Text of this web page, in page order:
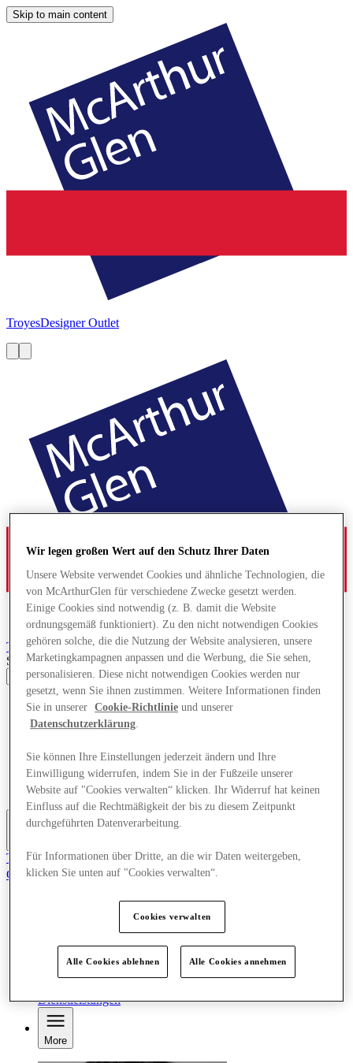
Skip to main content
TroyesDesigner Outlet
TroyesDesigner Outlet
Search input
Angebote
Geschäfte
Planen Sie Ihren Besuch
Essen & Trinken
Geschenkkarten
Dienstleistungen
Tritt dem Club bei.
Gespeicherte Gegenstände
Planen Sie Ihren Besuch
Was läuft
Dienstleistungen
More
Wir legen großen Wert auf den Schutz Ihrer Daten
Unsere Website verwendet Cookies und ähnliche Technologien, die
von McArthurGlen für verschiedene Zwecke gesetzt werden.
Einige Cookies sind notwendig (z. B. damit die Website
ordnungsgemäß funktioniert). Zu den nicht notwendigen Cookies
gehören solche, die die Nutzung der Website analysieren, unsere
Marketingkampagnen anpassen und die Werbung, die Sie sehen,
personalisieren. Diese nicht notwendigen Cookies werden nur
gesetzt, wenn Sie ihnen zustimmen. Weitere Informationen finden
Sie in unserer
Cookie-Richtlinie und unserer
Datenschutzerklärung.
Sie können Ihre Einstellungen jederzeit ändern und Ihre
Einwilligung widerrufen, indem Sie in der Fußzeile unserer
Website auf "Cookies verwalten“ klicken. Ihr Widerruf hat keinen
Einfluss auf die Rechtmäßigkeit der bis zu diesem Zeitpunkt
durchgeführten Datenverarbeitung.
Für Informationen über Dritte, an die wir Daten weitergeben,
klicken Sie unten auf "Cookies verwalten“.
Cookies verwalten
Alle Cookies ablehnen Alle Cookies annehmen